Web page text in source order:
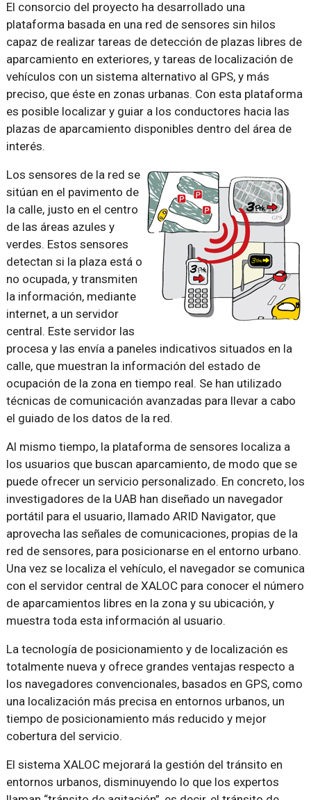
El consorcio del proyecto ha desarrollado una
plataforma basada en una red de sensores sin hilos
capaz de realizar tareas de detección de plazas libres de
aparcamiento en exteriores, y tareas de localización de
vehículos con un sistema alternativo al GPS, y más
preciso, que éste en zonas urbanas. Con esta plataforma
es posible localizar y guiar a los conductores hacia las
plazas de aparcamiento disponibles dentro del área de
interés.
Los sensores de la red se
sitúan en el pavimento de
la calle, justo en el centro
de las áreas azules y
verdes. Estos sensores
detectan si la plaza está o
no ocupada, y transmiten
la información, mediante
internet, a un servidor
central. Este servidor las
procesa y las envía a paneles indicativos situados en la
calle, que muestran la información del estado de
ocupación de la zona en tiempo real. Se han utilizado
técnicas de comunicación avanzadas para llevar a cabo
el guiado de los datos de la red.
Al mismo tiempo, la plataforma de sensores localiza a
los usuarios que buscan aparcamiento, de modo que se
puede ofrecer un servicio personalizado. En concreto, los
investigadores de la UAB han diseñado un navegador
portátil para el usuario, llamado ARID Navigator, que
aprovecha las señales de comunicaciones, propias de la
red de sensores, para posicionarse en el entorno urbano.
Una vez se localiza el vehículo, el navegador se comunica
con el servidor central de XALOC para conocer el número
de aparcamientos libres en la zona y su ubicación, y
muestra toda esta información al usuario.
La tecnología de posicionamiento y de localización es
totalmente nueva y ofrece grandes ventajas respecto a
los navegadores convencionales, basados en GPS, como
una localización más precisa en entornos urbanos, un
tiempo de posicionamiento más reducido y mejor
cobertura del servicio.
El sistema XALOC mejorará la gestión del tránsito en
entornos urbanos, disminuyendo lo que los expertos